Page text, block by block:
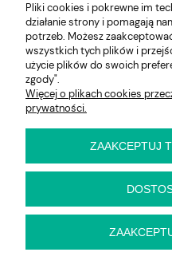
Informacje
E-KRZESŁO
Biuro handlowe (bez
kontakt przed wizytą
ul. Cynamonowa 2,
woj. dolnośląskie
22 22 82 046,
biuro@e-krzeslo.com.pl
Pliki cookies i pokrewne im
działanie strony i pomagają
potrzeb. Możesz
wszystkich tych plików i
użycie plików do swoich
zgody".
Więcej o plikach cookies
prywatności.
ZAAKCEPTUJ